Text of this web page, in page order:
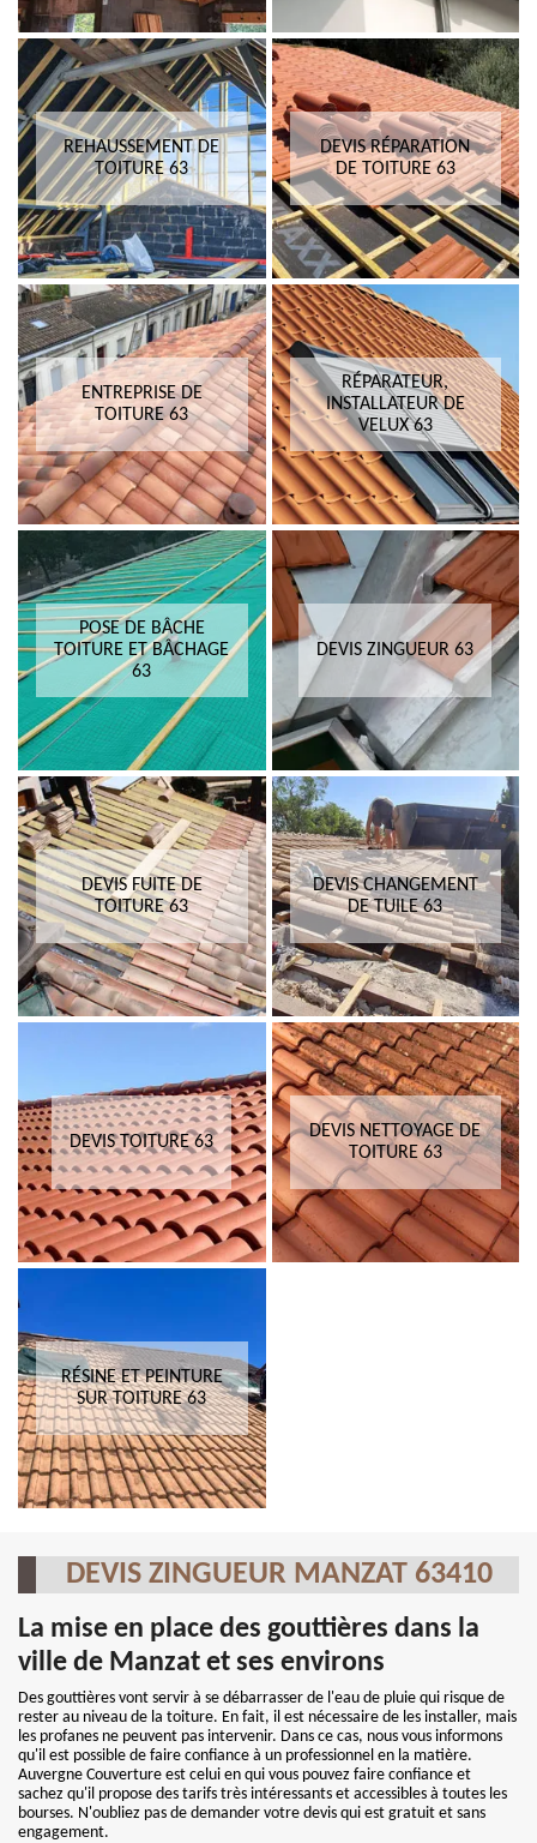
REHAUSSEMENT DE
TOITURE 63
DEVIS RÉPARATION
DE TOITURE 63
ENTREPRISE DE
TOITURE 63
RÉPARATEUR,
INSTALLATEUR DE
VELUX 63
POSE DE BÂCHE
TOITURE ET BÂCHAGE
63
DEVIS ZINGUEUR 63
DEVIS FUITE DE
TOITURE 63
DEVIS CHANGEMENT
DE TUILE 63
DEVIS TOITURE 63
DEVIS NETTOYAGE DE
TOITURE 63
RÉSINE ET PEINTURE
SUR TOITURE 63
DEVIS ZINGUEUR MANZAT 63410
La mise en place des gouttières dans la
ville de Manzat et ses environs
Des gouttières vont servir à se débarrasser de l'eau de pluie qui risque de
rester au niveau de la toiture. En fait, il est nécessaire de les installer, mais
les profanes ne peuvent pas intervenir. Dans ce cas, nous vous informons
qu'il est possible de faire confiance à un professionnel en la matière.
Auvergne Couverture est celui en qui vous pouvez faire confiance et
sachez qu'il propose des tarifs très intéressants et accessibles à toutes les
bourses. N'oubliez pas de demander votre devis qui est gratuit et sans
engagement.